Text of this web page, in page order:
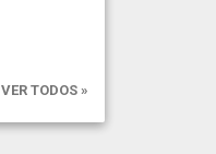
VER TODOS »